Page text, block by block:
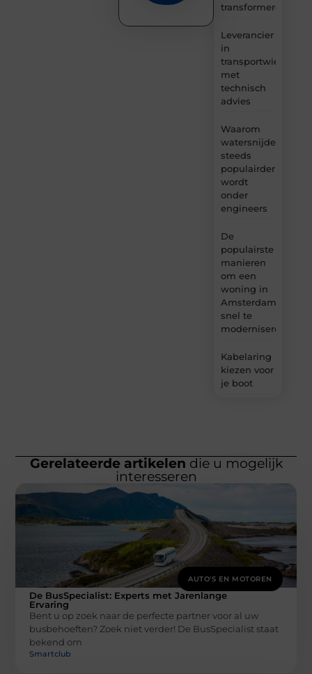
transformeren
Leverancier
in
transportwielen
met
technisch
advies
Waarom
watersnijden
steeds
populairder
wordt
onder
engineers
De
populairste
manieren
om een
woning in
Amsterdam
snel te
moderniseren
Kabelaring
kiezen voor
je boot
Gerelateerde artikelen die u mogelijk
interesseren
AUTO'S EN MOTOREN
De BusSpecialist: Experts met Jarenlange
Ervaring
Bent u op zoek naar de perfecte partner voor al uw
busbehoeften? Zoek niet verder! De BusSpecialist staat
bekend om
Smartclub